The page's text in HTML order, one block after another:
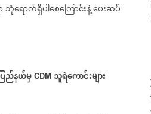
ဘုံရောက်ရှိပါစေကြောင်းနဲ့ပေးဆပ်
ြည်နယ်မှ CDM သူရဲကောင်းများ